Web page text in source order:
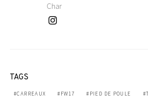
Char
TAGS
CARREAUX FW17 PIED DE POULE